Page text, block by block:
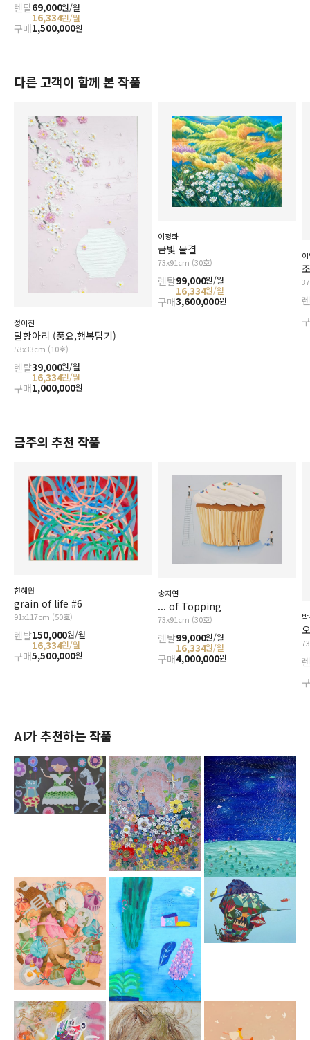
렌탈69,000원/월
16,334원/월
구매1,500,000원
다른 고객이 함께 본 작품
정이진
달항아리 (풍요,행복담기)
53x33cm (10호)
렌탈39,000원/월
16,334원/월
구매1,000,000원
이청화
금빛 물결
73x91cm (30호)
렌탈99,000원/월
16,334원/월
구매3,600,000원
금주의 추천 작품
한혜원
grain of life #6
91x117cm (50호)
렌탈150,000원/월
16,334원/월
구매5,500,000원
송지연
... of Topping
73x91cm (30호)
렌탈99,000원/월
16,334원/월
구매4,000,000원
AI가 추천하는 작품